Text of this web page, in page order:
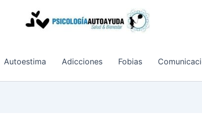
Autoestima Adicciones Fobias